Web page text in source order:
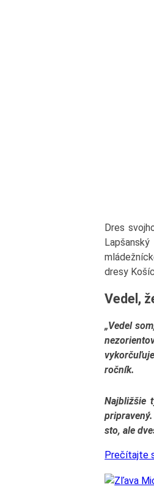
Dres
dresy
Vedel,
„Vedel
ročník.
Najbližšie
sto, ale
Prečítajte